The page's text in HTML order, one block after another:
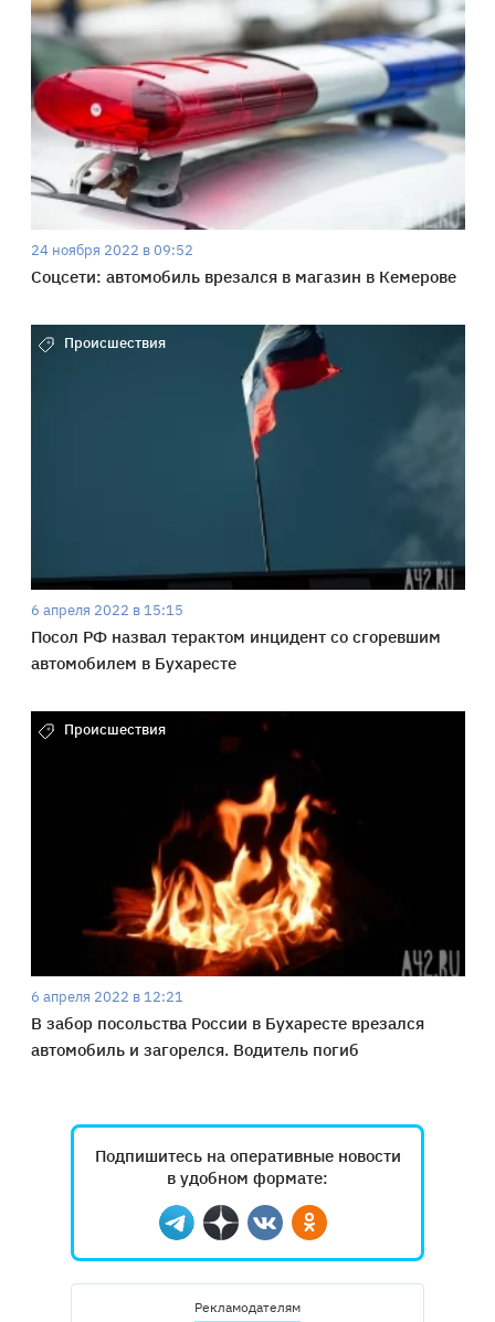
24 ноября 2022 в 09:52
Соцсети: автомобиль врезался в магазин в Кемерове
Происшествия
6 апреля 2022 в 15:15
Посол РФ назвал терактом инцидент со сгоревшим
автомобилем в Бухаресте
Происшествия
6 апреля 2022 в 12:21
В забор посольства России в Бухаресте врезался
автомобиль и загорелся. Водитель погиб
Подпишитесь на оперативные новости
в удобном формате:
Telegram
ДзенВконтактеОдноклассники
Рекламодателям